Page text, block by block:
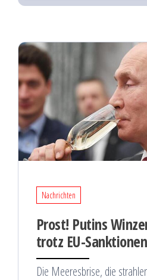
Nachrichten
Prost! Putins
trotz EU-
Die Meeresbrise, die